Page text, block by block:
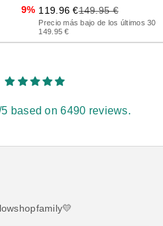
9% Precio de oferta
119.96 €Precio anterior
149.95 €
Precio más bajo de los últimos 30
149.95 €
based on 6490 reviews.